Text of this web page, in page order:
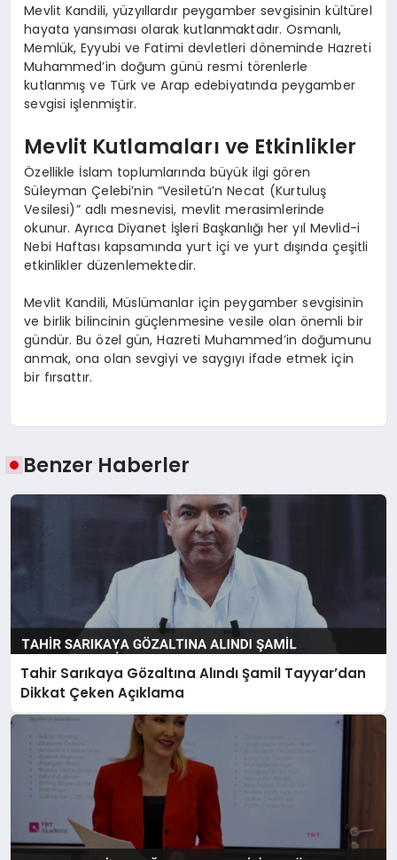
Mevlit Kandili, yüzyıllardır peygamber sevgisinin kültürel
hayata yansıması olarak kutlanmaktadır. Osmanlı,
Memlük, Eyyubi ve Fatimi devletleri döneminde Hazreti
Muhammed’in doğum günü resmi törenlerle
kutlanmış ve Türk ve Arap edebiyatında peygamber
sevgisi işlenmiştir.
Mevlit Kutlamaları ve Etkinlikler
Özellikle İslam toplumlarında büyük ilgi gören
Süleyman Çelebi’nin “Vesiletü’n Necat (Kurtuluş
Vesilesi)” adlı mesnevisi, mevlit merasimlerinde
okunur. Ayrıca Diyanet İşleri Başkanlığı her yıl Mevlid-i
Nebi Haftası kapsamında yurt içi ve yurt dışında çeşitli
etkinlikler düzenlemektedir.
Mevlit Kandili, Müslümanlar için peygamber sevgisinin
ve birlik bilincinin güçlenmesine vesile olan önemli bir
gündür. Bu özel gün, Hazreti Muhammed’in doğumunu
anmak, ona olan sevgiyi ve saygıyı ifade etmek için
bir fırsattır.
Benzer Haberler
Tahir Sarıkaya Gözaltına Alındı Şamil Tayyar’dan
Dikkat Çeken Açıklama